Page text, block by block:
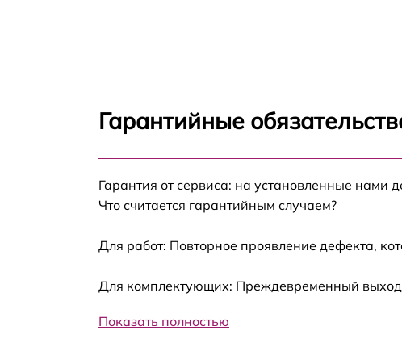
Замена шлейфа матрицы Irbis 15NBC1003
порта) Irbis 15NBC1003
Замена северного моста Irbis 15NBC1003
Замена SSD Irbis 15NBC1003
Гарантийные
Гарантия от сервиса: на установленные нами
Что считается гарантийным случаем?
Для работ: Повторное проявление дефекта,
Для комплектующих: Преждевременный выход
Показать полностью